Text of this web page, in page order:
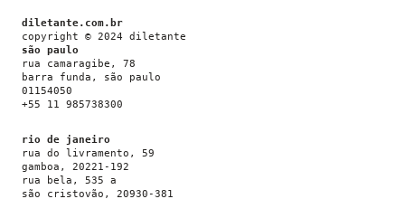
diletante.com.br
copyright © 2024 diletante
são paulo
rua camaragibe, 78
barra funda, são paulo
01154050
+55 11 985738300
rio de janeiro
rua do livramento, 59
gamboa, 20221-192
rua bela, 535 a
são cristovão, 20930-381